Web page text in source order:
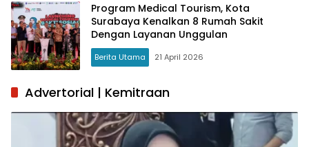
Program Medical Tourism, Kota
Surabaya Kenalkan 8 Rumah Sakit
Berita Utama 21 April 2026
Advertorial | Kemitraan